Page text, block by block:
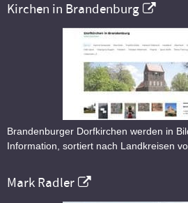
Kirchen in Brandenburg
Brandenburger Dorfkirchen werden in
Information, sortiert nach Landkreisen
Mark Radler